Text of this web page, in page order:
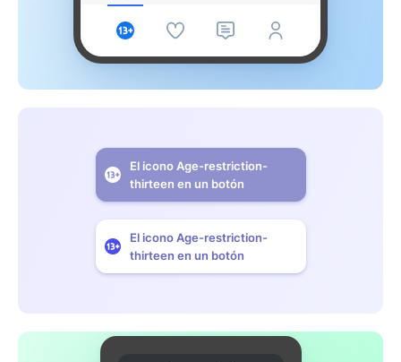
El icono Age-restriction-
thirteen en un botón
El icono Age-restriction-
thirteen en un botón